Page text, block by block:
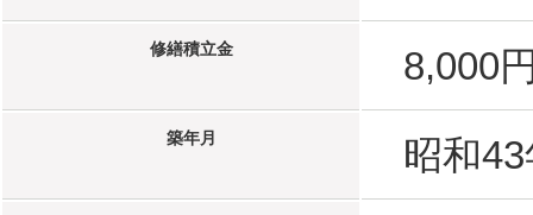
修繕積立金 8,000
築年月 昭和